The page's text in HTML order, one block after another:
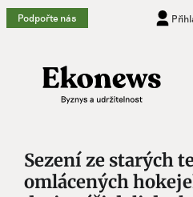
Přeskočit
na
Podpořte nás
Sezení ze starých
omlácených